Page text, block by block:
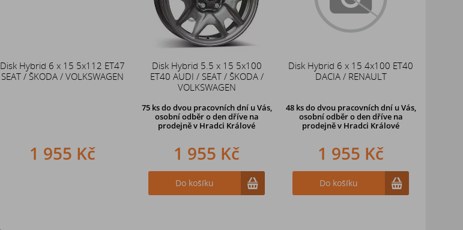
Disk Hybrid 6 x 15 5x112 ET47
SEAT / ŠKODA / VOLKSWAGEN
1 955 Kč
Disk Hybrid 5.5 x 15 5x100
ET40 AUDI / SEAT / ŠKODA /
VOLKSWAGEN
75 ks do dvou pracovních dní u Vás,
osobní odběr o den dřívena
prodejně v Hradci Králové
1 955 Kč
Do košíku
Disk Hybrid 6 x 15 4x100 ET40
DACIA / RENAULT
48 ks do dvou pracovních dní u Vás,
osobní odběr o den dřívena
prodejně v Hradci Králové
1 955 Kč
Do košíku